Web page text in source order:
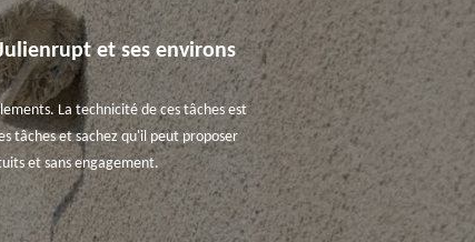
et ses environs
La technicité de ces tâches est
tâches et sachez qu'il peut proposer
et sans engagement.